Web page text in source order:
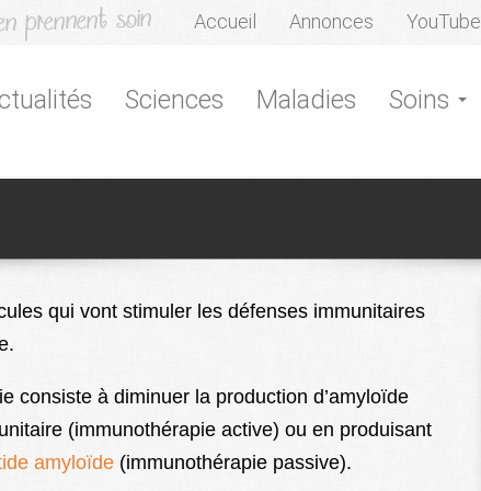
Accueil Annonces YouTube
Sciences Maladies Soins
qui vont stimuler les défenses immunitaires
consiste à diminuer la production d’amyloïde
(immunothérapie active) ou en produisant
amyloïde (immunothérapie passive).